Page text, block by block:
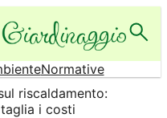
Normative
riscaldamento:
i costi